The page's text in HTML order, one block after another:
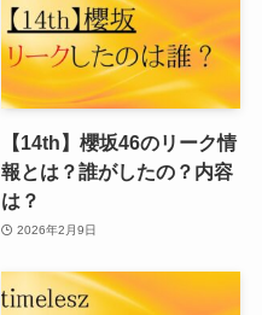
【14th】櫻坂46のリーク情
報とは？誰がしたの？内容
は？
2026年2月9日